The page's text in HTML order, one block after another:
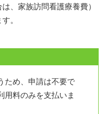
、家族訪問看護療養費）
。
ため、申請は不要で
用料のみを支払いま